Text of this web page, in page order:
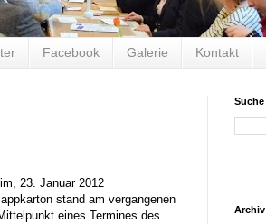
Facebook Galerie Kontakt
23. Januar 2012
stand am vergangenen
eines Termines des
Suche
Archiv